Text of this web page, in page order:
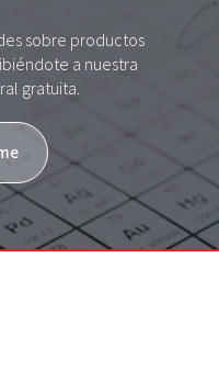
sobre productos
a nuestra
gratuita.